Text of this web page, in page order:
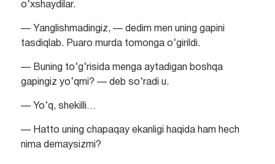
o‘xshaydilar.
— Yanglishmadingiz, — dedim men uning gapini
tasdiqlab. Puaro murda tomonga o‘girildi.
— Buning to‘g‘risida menga aytadigan boshqa
gapingiz yo‘qmi? — deb so‘radi u.
— Yo‘q, shekilli…
— Hatto uning chapaqay ekanligi haqida ham hech
nima demaysizmi?